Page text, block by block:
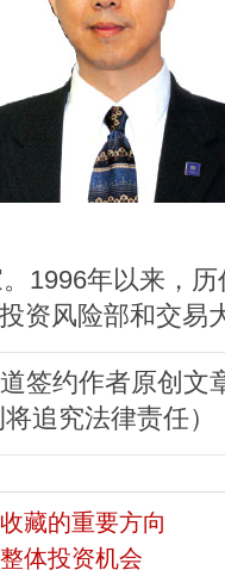
1996年以来，
资风险部和交易
道签约作者原创
追究法律责任）
藏的重要方向
体投资机会